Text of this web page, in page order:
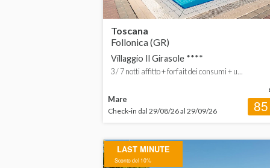
Friuli-Venezia Giulia
Puglia
Sardegna
Toscana
Follonica (GR)
Villaggio Il Girasole ****
3 / 7 notti affitto + forfait dei consumi + u...
Mare
Check-in dal 29/08/26 al 29/09/26
LAST MINUTE
Sconto del 10%